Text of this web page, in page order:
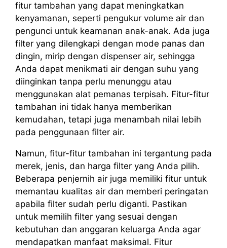
fitur tambahan yang dapat meningkatkan
kenyamanan, seperti pengukur volume air dan
pengunci untuk keamanan anak-anak. Ada juga
filter yang dilengkapi dengan mode panas dan
dingin, mirip dengan dispenser air, sehingga
Anda dapat menikmati air dengan suhu yang
diinginkan tanpa perlu menunggu atau
menggunakan alat pemanas terpisah. Fitur-fitur
tambahan ini tidak hanya memberikan
kemudahan, tetapi juga menambah nilai lebih
pada penggunaan filter air.
Namun, fitur-fitur tambahan ini tergantung pada
merek, jenis, dan harga filter yang Anda pilih.
Beberapa penjernih air juga memiliki fitur untuk
memantau kualitas air dan memberi peringatan
apabila filter sudah perlu diganti. Pastikan
untuk memilih filter yang sesuai dengan
kebutuhan dan anggaran keluarga Anda agar
mendapatkan manfaat maksimal. Fitur